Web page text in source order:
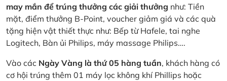
may mắn để trúng thưởng các giải thưởng như: Tiền
mặt, điểm thưởng B-Point, voucher giảm giá và các quà
tặng hiện vật thiết thực như: Bếp từ Hafele, tai nghe
Logitech, Bàn ủi Philips, máy massage Philips….
Vào các Ngày Vàng là thứ 05 hàng tuần, khách hàng có
cơ hội trúng thêm 01 máy lọc không khí Phillips hoặc